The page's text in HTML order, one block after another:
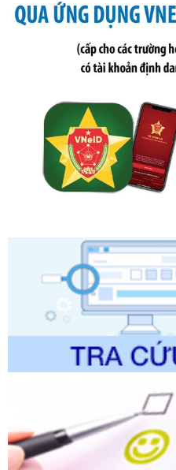
Số kí hiệu:291/2026/NĐ-
Tên: Nghị định số 291/2026/
đổi, bổ sung một số điều
ngày 19 tháng 10 năm 2020
phạt vi phạm hành chính về
sung bởi Nghị định số 102/
Ngày ban hành: 20/07/2026
Số kí hiệu:2303/QĐ-
Tên: Quyết định công bố
ban hành, được sửa đổi, bổ
Quy trình nội bộ, quy trình
chính trong một số lĩnh vực
Số kí hiệu:2304/QĐ-
Tên: Quyết định công bố
được sửa đổi, bổ sung và
trình điện tử giải quyết thủ
lịch thuộc phạm vi chức
thao và Du lịch
Ngày ban hành: 01/06/2026
Số kí hiệu:2310/QĐ-
Tên: Về việc công bố Danh
đổi, bổ sung và phê duyệt
trong giải quyết thủtục hành
thuộc phạm vi giải quyết của
trường